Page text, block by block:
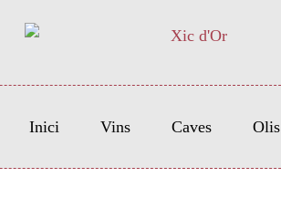
Inici Vins Caves Olis